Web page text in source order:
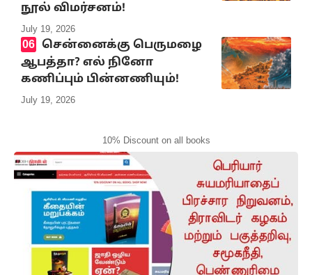
நூல் விமர்சனம்!
July 19, 2026
சென்னைக்கு பெருமழை
ஆபத்தா? எல் நினோ
கணிப்பும் பின்னணியும்!
July 19, 2026
10% Discount on all books